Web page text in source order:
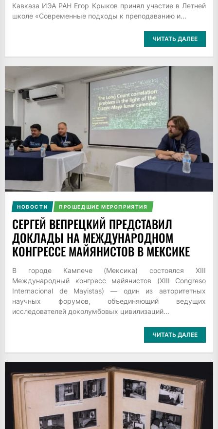
Кавказа ИЭА РАН Егор Крыков принял участие в Летней
школе «Современные подходы к преподаванию и...
ЧИТАТЬ ДАЛЕЕ
НОВОСТИ ПРОШЕДШИЕ МЕРОПРИЯТИЯ
СЕРГЕЙ ВЕПРЕЦКИЙ ПРЕДСТАВИЛ
ДОКЛАДЫ НА МЕЖДУНАРОДНОМ
КОНГРЕССЕ МАЙЯНИСТОВ В МЕКСИКЕ
В городе Кампече (Мексика) состоялся XIII
Международный конгресс майянистов (XIII Congreso
Internacional de Mayistas) — один из авторитетных
научных форумов, объединяющий ведущих
исследователей доколумбовых цивилизаций...
ЧИТАТЬ ДАЛЕЕ